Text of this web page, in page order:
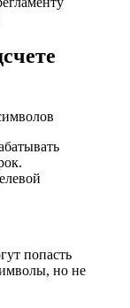
попасть
но не